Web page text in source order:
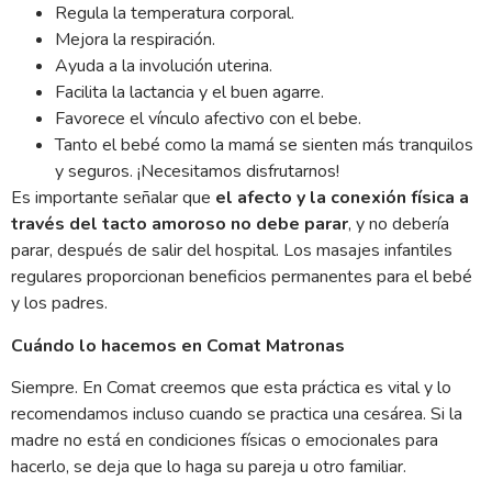
Regula la temperatura corporal.
Mejora la respiración.
Ayuda a la involución uterina.
Facilita la lactancia y el buen agarre.
Favorece el vínculo afectivo con el bebe.
Tanto el bebé como la mamá se sienten más tranquilos
y seguros. ¡Necesitamos disfrutarnos!
Es importante señalar que el afecto y la conexión física a
través del tacto amoroso no debe parar, y no debería
parar, después de salir del hospital. Los masajes infantiles
regulares proporcionan beneficios permanentes para el bebé
y los padres.
Cuándo lo hacemos en Comat Matronas
Siempre. En Comat creemos que esta práctica es vital y lo
recomendamos incluso cuando se practica una cesárea. Si la
madre no está en condiciones físicas o emocionales para
hacerlo, se deja que lo haga su pareja u otro familiar.